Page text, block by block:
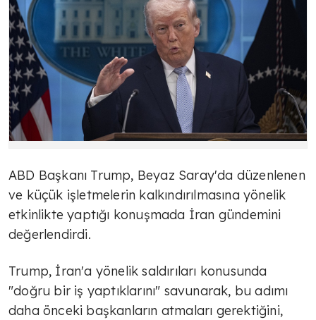
ABD Başkanı Trump, Beyaz Saray'da düzenlenen
ve küçük işletmelerin kalkındırılmasına yönelik
etkinlikte yaptığı konuşmada İran gündemini
değerlendirdi.
Trump, İran'a yönelik saldırıları konusunda
"doğru bir iş yaptıklarını" savunarak, bu adımı
daha önceki başkanların atmaları gerektiğini,